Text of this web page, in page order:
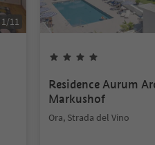
1/11
Residence Aurum
Markushof
Ora, Strada del Vino